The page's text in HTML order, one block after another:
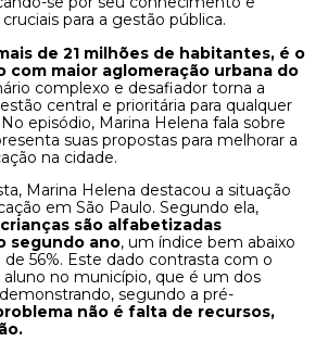
para a gestão pública.
de 21 milhões de habitantes, é o
com maior aglomeração urbana do
complexo e desafiador torna a
central e prioritária para qualquer
episódio, Marina Helena fala sobre
suas propostas para melhorar a
na cidade.
Marina Helena destacou a situação
em São Paulo. Segundo ela,
são alfabetizadas
segundo ano, um índice bem abaixo
de 56%. Este dado contrasta com o
no município, que é um dos
segundo a pré-
não é falta de recursos,